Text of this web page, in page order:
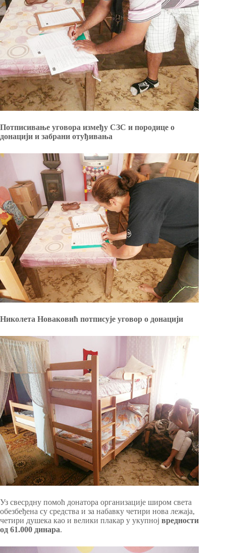
Потписивање уговора између СЗС и породице о
донацији и забрани отуђивања
Николета Новаковић потписује уговор о донацији
Уз свесрдну помоћ донатора организације широм света
обезбеђена су средства и за набавку четири нова лежаја,
четири душека као и велики плакар у укупној вредности
од 61.000 динара.